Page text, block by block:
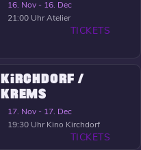
16. Nov - 16. Dec
21:00 UhrAtelier
TICKETS
KIRCHDORF /
KREMS
17. Nov - 17. Dec
19:30 Uhr Kino Kirchdorf
TICKETS